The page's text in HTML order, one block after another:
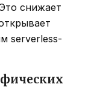
снижает
serverless-